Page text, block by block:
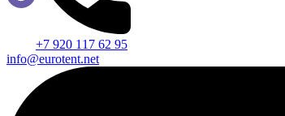
+7 920 117 62 95
info@eurotent.net